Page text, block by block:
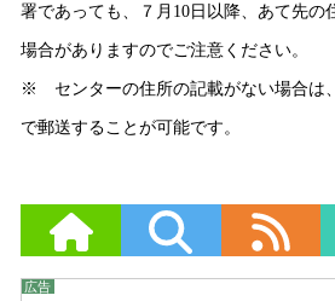
署であっても、７月10日以降、あて先の
場合がありますのでご注意ください。
※ センターの住所の記載がない場合は
で郵送することが可能です。